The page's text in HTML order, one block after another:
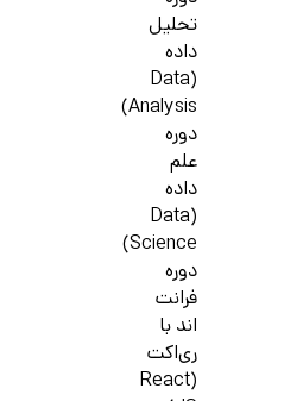
تحلیل
داده
(Data
Analysis)
دوره
علم
داده
(Data
Science)
دوره
فرانت
اند با
ری‌اکت
(React